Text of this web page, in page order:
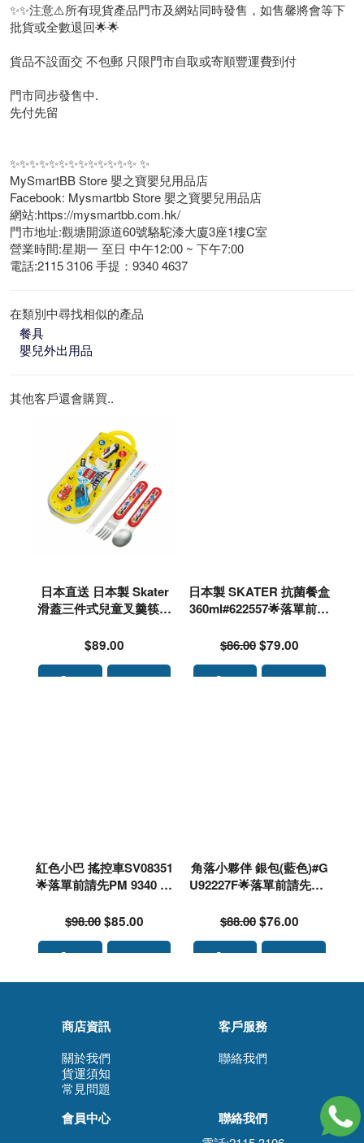
✨✨注意⚠️所有現貨產品門市及網站同時發售，如售馨將會等下
批貨或全數退回🌟🌟
貨品不設面交 不包郵 只限門市自取或寄順豐運費到付
門市同步發售中.
先付先留
✨✨✨✨✨✨✨✨✨✨✨✨✨ ✨
MySmartBB Store 嬰之寶嬰兒用品店
Facebook: Mysmartbb Store 嬰之寶嬰兒用品店
網站:https://mysmartbb.com.hk/
門市地址:觀塘開源道60號駱駝漆大廈3座1樓C室
營業時間:星期一 至日 中午12:00 ~ 下午7:00
電話:2115 3106 手提：9340 4637
在類別中尋找相似的產品
餐具
嬰兒外出用品
其他客戶還會購買..
日本直送 日本製 Skater
滑蓋三件式兒童叉羹筷子
🌟落單前請先PM 9340 46
$89.00
日本製 SKATER 抗菌餐盒
360ml#622557🌟落單前請
量🙏🏻🥰🥰
$86.00$79.00
紅色小巴 搖控車SV08351
🌟落單前請先PM 9340 46
$98.00$85.00
角落小夥伴 銀包(藍色)#G
U92227F🌟落單前請先PM
🙏🏻🥰🥰
$88.00$76.00
商店資訊
關於我們
貨運須知
常見問題
客戶服務
聯絡我們
會員中心 聯絡我們